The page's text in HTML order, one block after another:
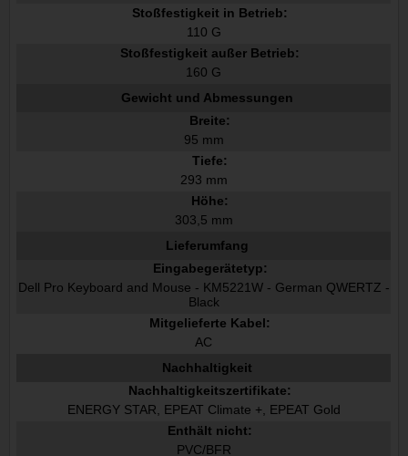
Stoßfestigkeit in Betrieb:
110 G
Stoßfestigkeit außer Betrieb:
160 G
Gewicht und Abmessungen
Breite:
95 mm
Tiefe:
293 mm
Höhe:
303,5 mm
Lieferumfang
Eingabegerätetyp:
Dell Pro Keyboard and Mouse - KM5221W - German QWERTZ -
Black
Mitgelieferte Kabel:
AC
Nachhaltigkeit
Nachhaltigkeitszertifikate:
ENERGY STAR, EPEAT Climate +, EPEAT Gold
Enthält nicht:
PVC/BFR